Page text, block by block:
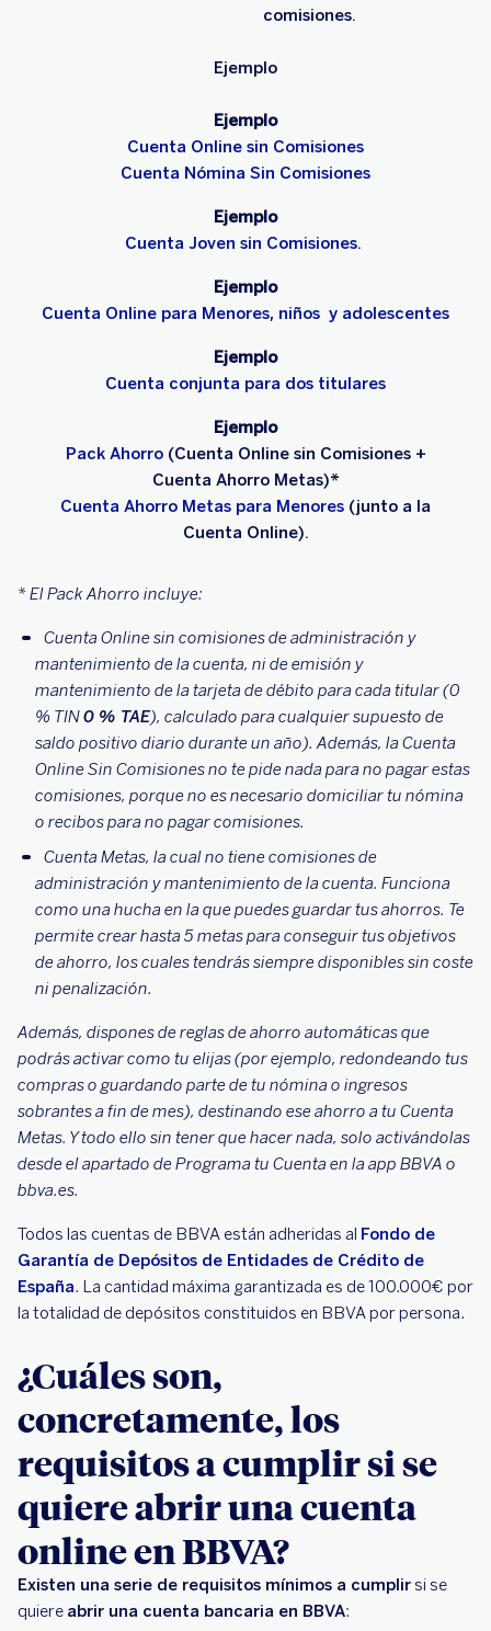
comisiones.
Ejemplo
Ejemplo
Cuenta Online sin Comisiones
Cuenta Nómina Sin Comisiones
Ejemplo
Cuenta Joven sin Comisiones.
Ejemplo
Cuenta Online para Menores, niños y adolescentes
Ejemplo
Cuenta conjunta para dos titulares
Ejemplo
Pack Ahorro(Cuenta Online sin Comisiones +
Cuenta Ahorro Metas)*
Cuenta Ahorro Metas para Menores (junto a la
Cuenta Online).
* El Pack Ahorro incluye:
Cuenta Online sin comisiones de administración y
mantenimiento de la cuenta, ni de emisión y
mantenimiento de la tarjeta de débito para cada titular (0
% TIN0 % TAE), calculado para cualquier supuesto de
saldo positivo diario durante un año). Además, la Cuenta
Online Sin Comisiones no te pide nada para no pagar estas
comisiones, porque no es necesario domiciliar tu nómina
o recibos para no pagar comisiones.
Cuenta Metas, la cual no tiene comisiones de
administración y mantenimiento de la cuenta. Funciona
como una hucha en la que puedes guardar tus ahorros. Te
permite crear hasta 5 metas para conseguir tus objetivos
de ahorro, los cuales tendrás siempre disponibles sin coste
ni penalización.
Además, dispones de reglas de ahorro automáticas que
podrás activar como tu elijas (por ejemplo, redondeando tus
compras o guardando parte de tu nómina o ingresos
sobrantes a fin de mes), destinando ese ahorro a tu Cuenta
Metas. Y todo ello sin tener que hacer nada, solo activándolas
desde el apartado de Programa tu Cuenta en la app BBVA o
bbva.es.
Todos las cuentas de BBVA están adheridas al Fondo de
Garantía de Depósitos de Entidades de Crédito de
España. La cantidad máxima garantizada es de 100.000€ por
la totalidad de depósitos constituidos en BBVA por persona.
¿Cuáles son,
concretamente, los
requisitos a cumplir si se
quiere abrir una cuenta
online en BBVA?
Existen una serie de requisitos mínimos a cumplirsi se
quiere abrir una cuenta bancaria en BBVA: